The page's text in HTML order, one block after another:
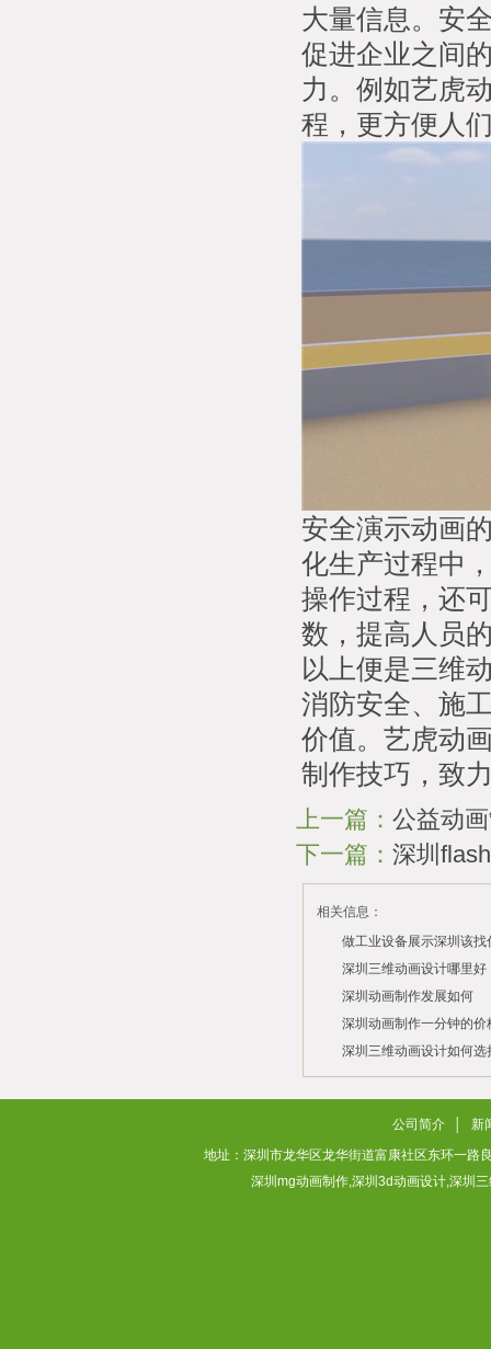
大量信息。安
促进企业之间
力。例如艺虎
程，更方便人
安全演示动画
化生产过程中
操作过程，还
数，提高人员
以上便是三维
消防安全、施
价值。艺虎动
制作技巧，致
上一篇： 公益动
下一篇： 深圳
相关信息：
做工业设备展示深圳该
司？
2026/07/21
深圳三维动画设计哪里好
2026/03/10
深圳动画制作发展如何
2026/03/03
深圳动画制作一分钟的价
2026/02/28
深圳三维动画设计如何选
2026/02/02
公司简介
新
地址：深圳市龙华区龙华街道富康社区东环一
深圳mg动画制作,深圳3d动画设计,深圳